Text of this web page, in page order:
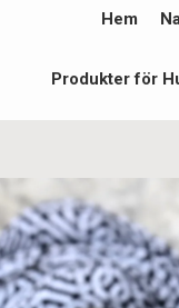
Hem
Produkter för